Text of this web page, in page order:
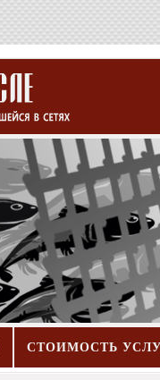
СТОИМОСТЬ